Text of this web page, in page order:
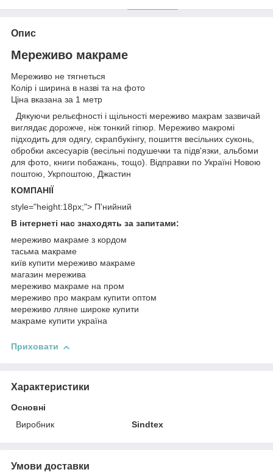
Опис
Мереживо макраме
Мереживо не тягнеться
Колір і ширина в назві та на фото
Ціна вказана за 1 метр
Дякуючи рельєфності і щільності мереживо макрам зазвичай
виглядає дорожче, ніж тонкий гіпюр. Мереживо макромі
підходить для одягу, скрапбукінгу, пошиття весільних суконь,
обробки аксесуарів (весільні подушечки та підв'язки, альбоми
для фото, книги побажань, тощо). Відправки по Україні Новою
поштою, Укрпоштою, Джастин
КОМПАНІЇ
style="height:18px;"> П'нийний
В інтернеті нас знаходять за запитами:
мереживо макраме з кордом
тасьма макраме
київ купити мереживо макраме
магазин мережива
мереживо макраме на пром
мереживо про макрам купити оптом
мереживо лляне широке купити
макраме купити україна
Приховати
Характеристики
Основні
Виробник
Sindtex
Умови доставки